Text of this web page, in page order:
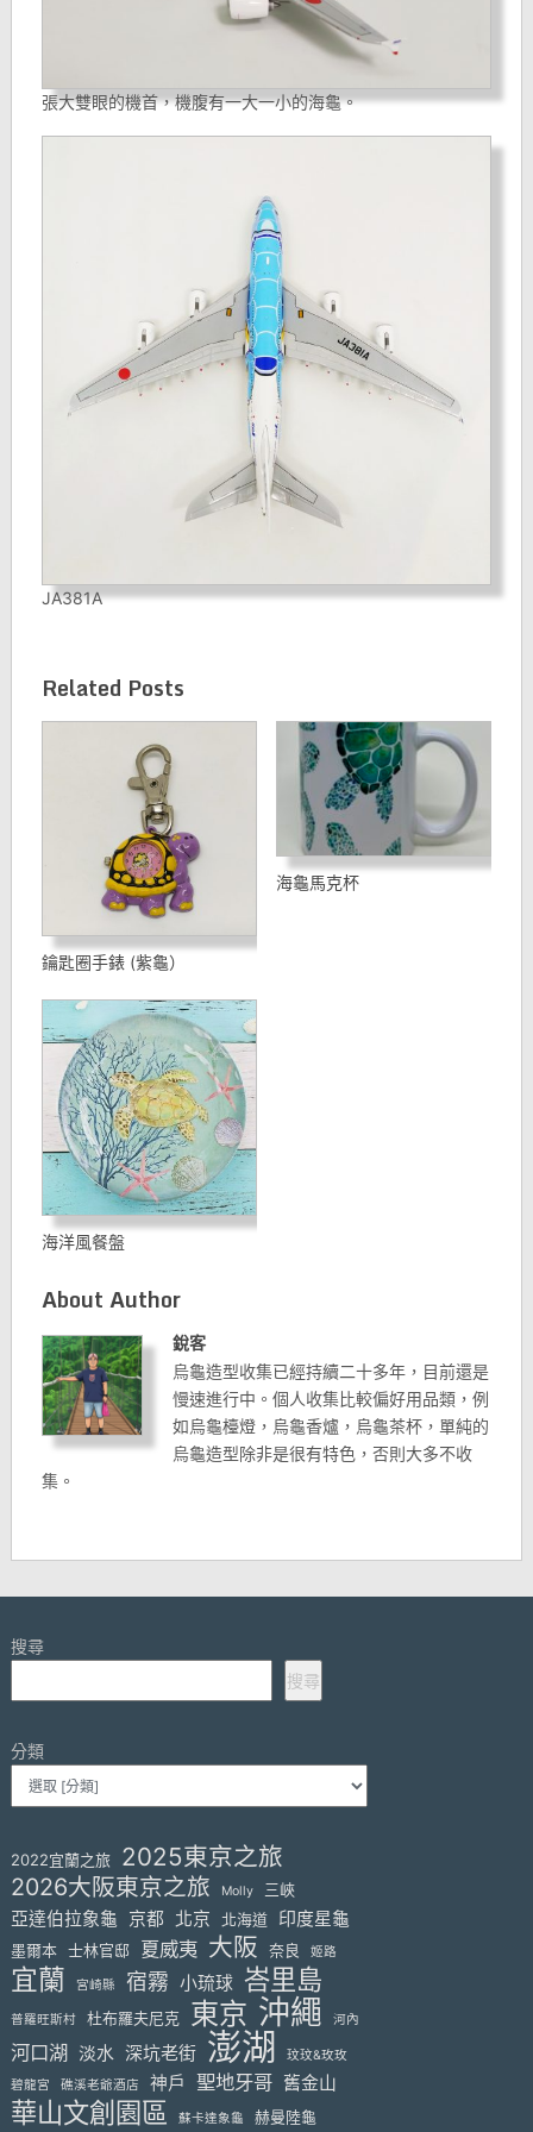
張大雙眼的機首，機腹有一大一小的海龜。
JA381A
Related Posts
鑰匙圈手錶 (紫龜）
海龜馬克杯
海洋風餐盤
About Author
銳客
烏龜造型收集已經持續二十多年，目前還是
慢速進行中。個人收集比較偏好用品類，例
如烏龜檯燈，烏龜香爐，烏龜茶杯，單純的
烏龜造型除非是很有特色，否則大多不收
集。
搜尋
搜尋
分類
2022宜蘭之旅 2025東京之旅
2026大阪東京之旅 Molly 三峽
亞達伯拉象龜 京都 北京 北海道 印度星龜
墨爾本 士林官邸 夏威夷 大阪 奈良 姬路
宜蘭 宮崎縣 宿霧 小琉球 峇里島
普羅旺斯村 杜布羅夫尼克 東京 沖繩 河內
河口湖 淡水 深坑老街 澎湖
玟玟&玫玫
碧龍宮
礁溪老爺酒店 神戶 聖地牙哥 舊金山
華山文創園區 蘇卡達象龜 赫曼陸龜